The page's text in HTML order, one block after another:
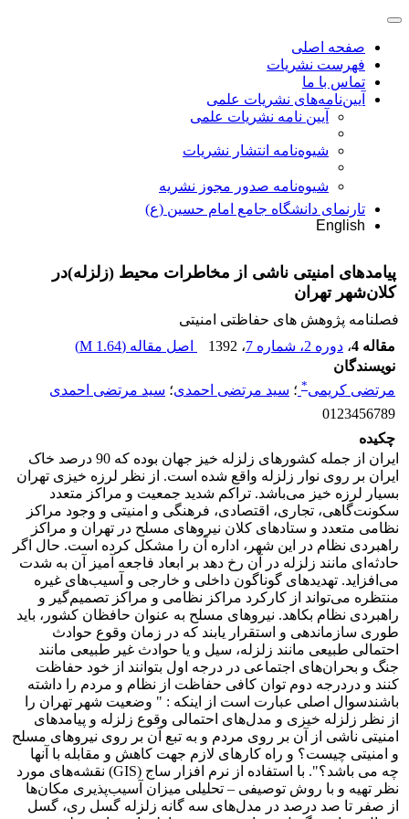
صفحه اصلی
فهرست نشریات
تماس با ما
آیین‌نامه‌های نشریات علمی
آیین نامه نشریات علمی
شیوه‌نامه انتشار نشریات
شیوهنامه صدور مجوز نشریه
تارنمای دانشگاه جامع امام حسین (ع)
English
پیامدهای امنیتی ناشی از مخاطرات محیط (زلزله)در
کلان‌شهر تهران
فصلنامه پژوهش های حفاظتی امنیتی
مقاله 4
، دوره 2، شماره 7 ، 1392 اصل مقاله (1.64 M
)
نویسندگان
مرتضی کریمی* ؛ سید مرتضی احمدی؛ سید مرتضی احمدی
0123456789
چکیده
ایران از جمله کشورهای زلزله خیز جهان بوده که 90 درصد خاک
ایران بر روی نوار زلزله واقع شده است. از نظر لرزه خیزی تهران
بسیار لرزه خیز می‌باشد. تراکم شدید جمعیت و مراکز متعدد
سکونت‌گاهی، تجاری، اقتصادی، فرهنگی و امنیتی و وجود مراکز
نظامی متعدد و ستاد‌های کلان نیروهای مسلح در تهران و مراکز
راهبردی نظام در این شهر، اداره آن را مشکل کرده است. حال اگر
حادثه‌ای مانند زلزله در آن رخ دهد بر ابعاد فاجعه آمیز آن به شدت
می‌افزاید. تهدید‌های گوناگون داخلی و خارجی و آسیب‌های غیره
منتظره می‌تواند از کارکرد مراکز نظامی و مراکز تصمیم‌گیر و
راهبردی نظام بکاهد. نیروهای مسلح به عنوان حافظان کشور، باید
طوری سازماندهی و استقرار یابند که در زمان وقوع حوادث
احتمالی طبیعی مانند زلزله، سیل و یا حوادث غیر طبیعی مانند
جنگ و بحران‌های اجتماعی در درجه اول بتوانند از خود حفاظت
کنند و دردرجه دوم توان کافی حفاظت از نظام و مردم را داشته
باشندسوال اصلی عبارت است از اینکه : " وضعیت شهر تهران را
از نظر زلزله خیزی و مدل‌های احتمالی وقوع زلزله و پیامد‌های
امنیتی ناشی از آن بر روی مردم و به تبع آن بر روی نیروهای مسلح
و امنیتی چیست؟ و راه کارهای لازم جهت کاهش و مقابله با آنها
چه می باشد؟". با استفاده از نرم افزار ساج (GIS) نقشه‌های مورد
نظر تهیه و با روش توصیفی – تحلیلی میزان آسیب‌پذیری مکان‌ها
از صفر تا صد درصد در مدل‌های سه گانه زلزله گسل ری، گسل